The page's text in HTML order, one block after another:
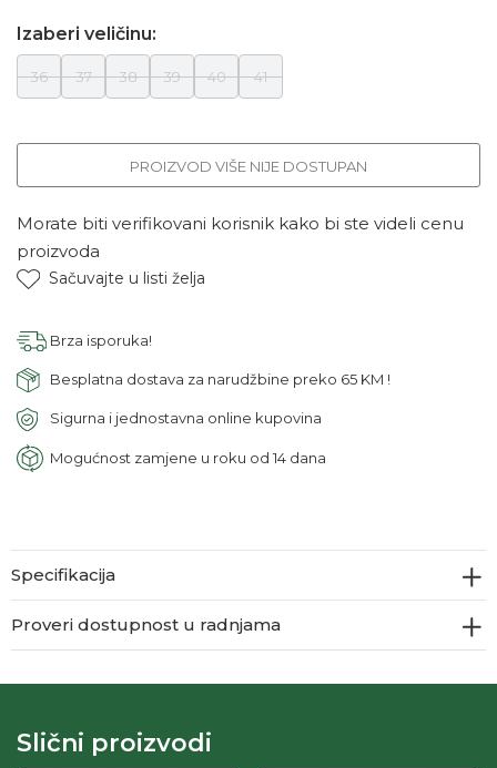
Izaberi veličinu:
36 37 38 39 40 41
PROIZVOD VIŠE NIJE DOSTUPAN
Morate biti verifikovani korisnik kako bi ste videli cenu
proizvoda
Sačuvajte u listi želja
Brza isporuka!
Besplatna dostava za narudžbine preko 65 KM !
Sigurna i jednostavna online kupovina
Mogućnost zamjene u roku od 14 dana
Specifikacija
Proveri dostupnost u radnjama
Slični proizvodi